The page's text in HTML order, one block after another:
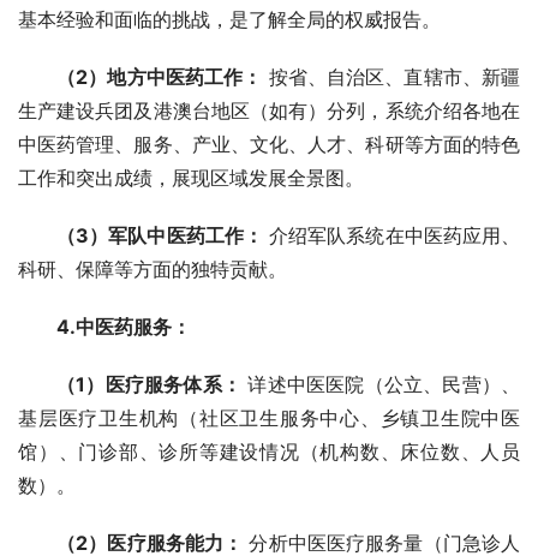
基本经验和面临的挑战，是了解全局的权威报告。
（2）地方中医药工作： 按省、自治区、直辖市、新疆
生产建设兵团及港澳台地区（如有）分列，系统介绍各地在
中医药管理、服务、产业、文化、人才、科研等方面的特色
工作和突出成绩，展现区域发展全景图。
（3）军队中医药工作： 介绍军队系统在中医药应用、
科研、保障等方面的独特贡献。
4.中医药服务：
（1）医疗服务体系： 详述中医医院（公立、民营）、
基层医疗卫生机构（社区卫生服务中心、乡镇卫生院中医
馆）、门诊部、诊所等建设情况（机构数、床位数、人员
数）。
（2）医疗服务能力： 分析中医医疗服务量（门急诊人